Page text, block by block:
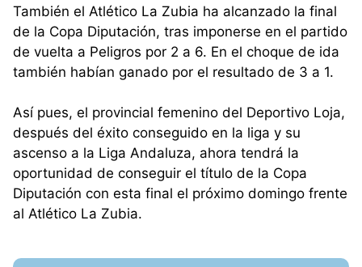
También el Atlético La Zubia ha alcanzado la final
de la Copa Diputación, tras imponerse en el partido
de vuelta a Peligros por 2 a 6. En el choque de ida
también habían ganado por el resultado de 3 a 1.
Así pues, el provincial femenino del Deportivo Loja,
después del éxito conseguido en la liga y su
ascenso a la Liga Andaluza, ahora tendrá la
oportunidad de conseguir el título de la Copa
Diputación con esta final el próximo domingo frente
al Atlético La Zubia.